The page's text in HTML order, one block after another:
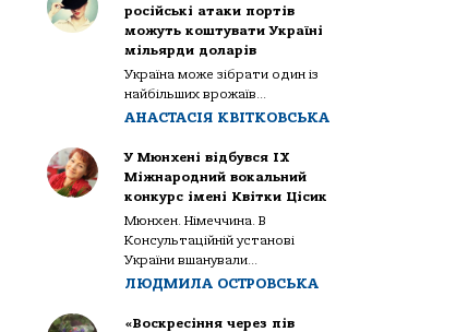
російські атаки портів
можуть коштувати Україні
мільярди доларів
Україна може зібрати один із
найбільших врожаїв...
АНАСТАСІЯ КВІТКОВСЬКА
У Мюнхені відбувся IX
Міжнародний вокальний
конкурс імені Квітки Цісик
Мюнхен. Німеччина. В
Консультаційній установі
України вшанували...
ЛЮДМИЛА ОСТРОВСЬКА
«Воскресіння через пів